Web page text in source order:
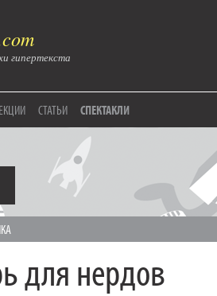
гипертекста
СТАТЬИ СПЕКТАКЛИ
для нердов